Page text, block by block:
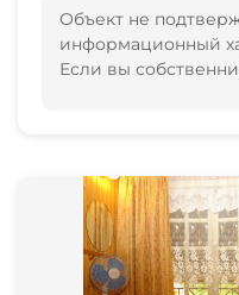
Объект не
информационный
Если вы